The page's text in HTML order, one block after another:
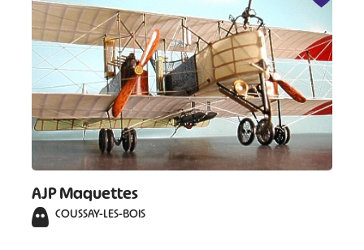
AJP Maquettes
COUSSAY-LES-BOIS